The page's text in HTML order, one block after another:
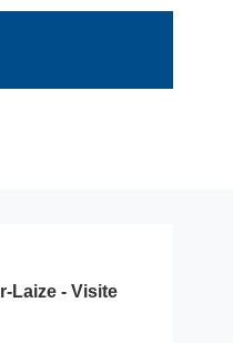
Laize - Visite